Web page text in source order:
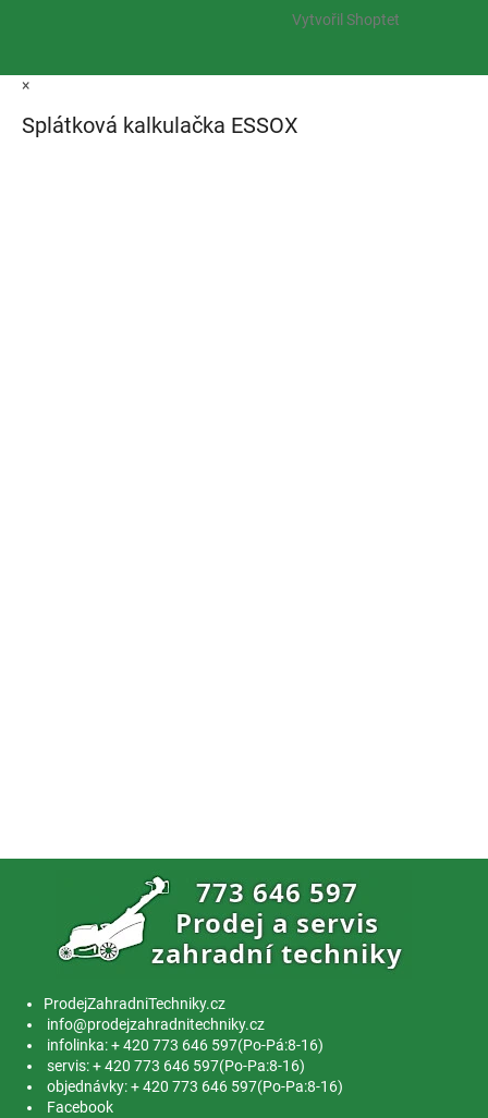
v
y
t
Vytvořil Shoptet
×
Splátková kalkulačka ESSOX
ProdejZahradniTechniky.cz
info@prodejzahradnitechniky.cz
infolinka: + 420 773 646 597(Po-Pá:8-16)
servis: + 420 773 646 597(Po-Pa:8-16)
objednávky: + 420 773 646 597(Po-Pa:8-16)
Facebook